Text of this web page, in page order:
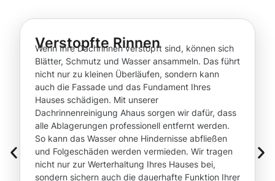
Verstopfte Rinnen
Wenn Ihre Dachrinnen verstopft sind, können sich
Blätter, Schmutz und Wasser ansammeln. Das führt
nicht nur zu kleinen Überläufen, sondern kann
auch die Fassade und das Fundament Ihres
Hauses schädigen. Mit unserer
Dachrinnenreinigung Ahaus sorgen wir dafür, dass
alle Ablagerungen professionell entfernt werden.
So kann das Wasser ohne Hindernisse abfließen
und Folgeschäden werden vermieden. Wir tragen
nicht nur zur Werterhaltung Ihres Hauses bei,
sondern sichern auch die dauerhafte Funktion Ihrer